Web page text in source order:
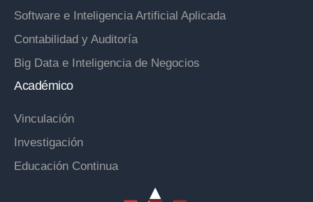
Software e Inteligencia Artificial Aplicada
Contabilidad y Auditoría
Big Data e Inteligencia de Negocios
Académico
Vinculación
Investigación
Educación Continua